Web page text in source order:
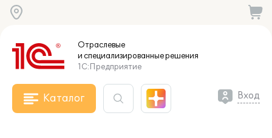
Отраслевые
и специализированныерешения
1С:Предприятие
Каталог Вход